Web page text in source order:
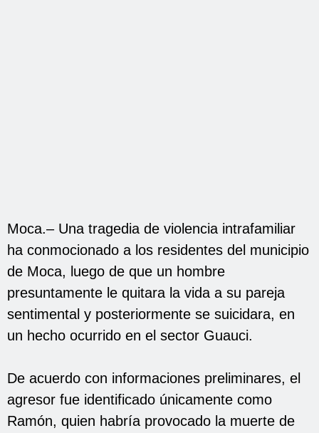
Moca.– Una tragedia de violencia intrafamiliar
ha conmocionado a los residentes del municipio
de Moca, luego de que un hombre
presuntamente le quitara la vida a su pareja
sentimental y posteriormente se suicidara, en
un hecho ocurrido en el sector Guauci.
De acuerdo con informaciones preliminares, el
agresor fue identificado únicamente como
Ramón, quien habría provocado la muerte de